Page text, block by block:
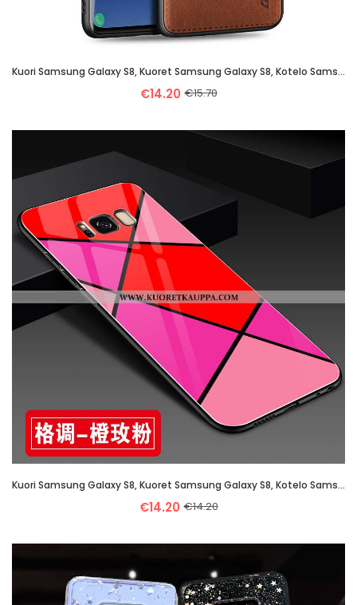
Kuori Samsung Galaxy S8, Kuoret Samsung Galaxy S8, Kotelo Samsung Galaxy S8 Suojaus Nahkakuori Liike
€14.20 €15.70
Kuori Samsung Galaxy S8, Kuoret Samsung Galaxy S8, Kotelo Samsung Galaxy S8 Persoonallisuus Luova Mu
€14.20 €14.20